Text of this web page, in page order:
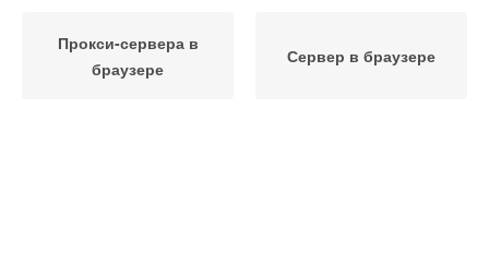
Прокси-сервера в
браузере
Сервер в браузере